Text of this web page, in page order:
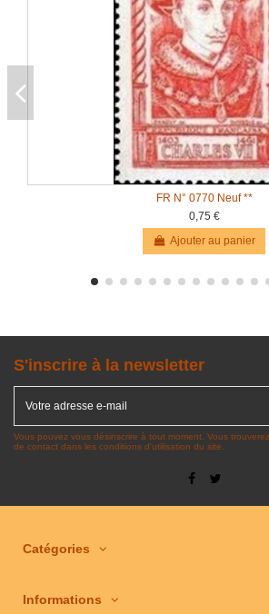
FR N° 0770 Neuf **
0,75 €
Ajouter au panier
S'inscrire à la newsletter
Vous pouvez vous désinscrire à tout moment. Vous
de contact dans les conditions d'utilisation du site.
Catégories
Informations